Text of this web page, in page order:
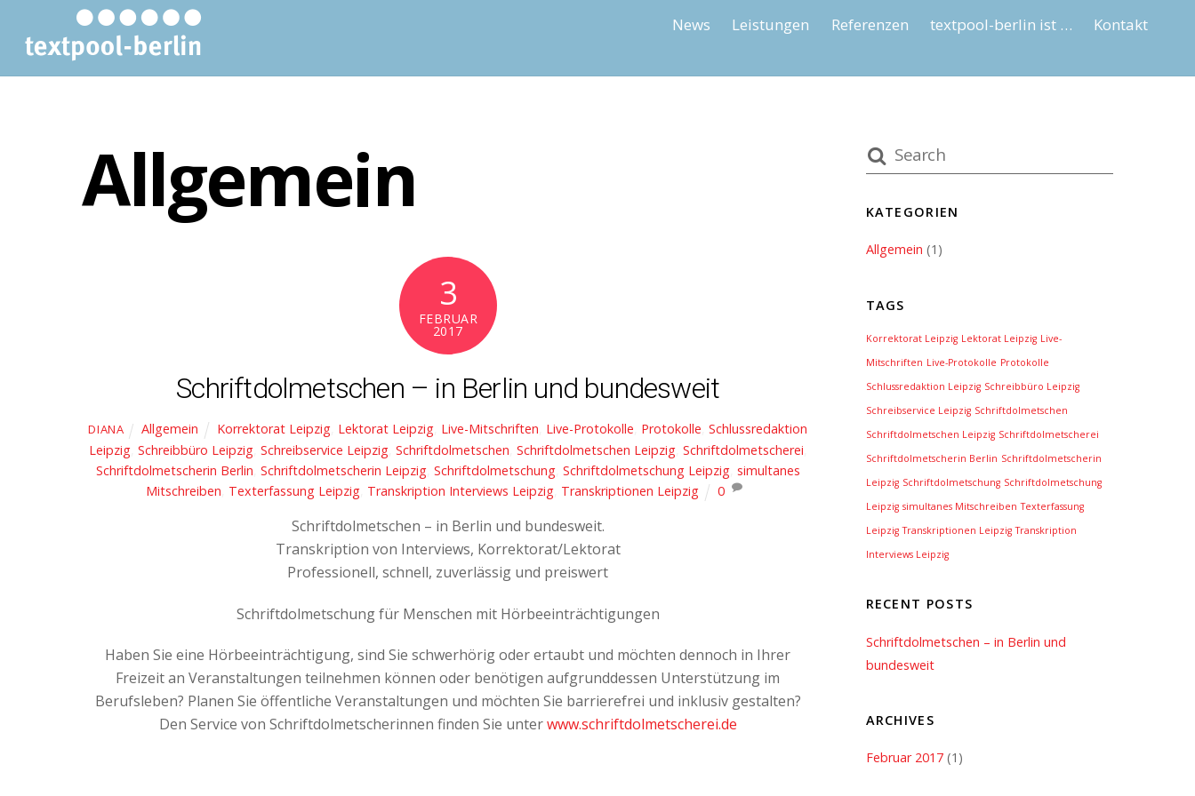
News Leistungen Referenzen textpool-berlin ist … Kontakt
Allgemein
3
FEBRUAR
2017
Schriftdolmetschen – in Berlin und bundesweit
DIANA Allgemein Korrektorat Leipzig Lektorat Leipzig Live-Mitschriften Live-Protokolle Protokolle ,Schlussredaktion
Leipzig, Schreibbüro Leipzig, Schreibservice Leipzig, Schriftdolmetschen Schriftdolmetschen Leipzig, Schriftdolmetscherei
Schriftdolmetscherin Berlin Schriftdolmetscherin Leipzig, Schriftdolmetschung, Schriftdolmetschung Leipzig, simultanes
Mitschreiben Texterfassung Leipzig Transkription Interviews Leipzig Transkriptionen Leipzig 0
Schriftdolmetschen – in Berlin und bundesweit.
Transkription von Interviews, Korrektorat/Lektorat
Professionell, schnell, zuverlässig und preiswert
Schriftdolmetschung für Menschen mit Hörbeeinträchtigungen
Haben Sie eine Hörbeeinträchtigung, sind Sie schwerhörig oder ertaubt und möchten dennoch in Ihrer
Freizeit an Veranstaltungen teilnehmen können oder benötigen aufgrunddessen Unterstützung im
Berufsleben? Planen Sie öffentliche Veranstaltungen und möchten Sie barrierefrei und inklusiv gestalten?
Den Service von Schriftdolmetscherinnen finden Sie unterwww.schriftdolmetscherei.de
KATEGORIEN
Allgemein (1)
TAGS
Korrektorat Leipzig Lektorat Leipzig Live-
Mitschriften Live-Protokolle Protokolle
Schlussredaktion Leipzig Schreibbüro Leipzig
Schreibservice Leipzig Schriftdolmetschen
Schriftdolmetschen Leipzig Schriftdolmetscherei
Schriftdolmetscherin Berlin Schriftdolmetscherin
Leipzig Schriftdolmetschung Schriftdolmetschung
Leipzig simultanes Mitschreiben Texterfassung
Leipzig Transkriptionen Leipzig Transkription
Interviews Leipzig
RECENT POSTS
Schriftdolmetschen – in Berlin und
bundesweit
ARCHIVES
Februar 2017(1)